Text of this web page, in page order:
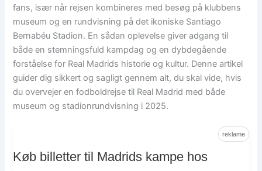
fans, især når rejsen kombineres med besøg på klubbens
museum og en rundvisning på det ikoniske Santiago
Bernabéu Stadion. En sådan oplevelse giver adgang til
både en stemningsfuld kampdag og en dybdegående
forståelse for Real Madrids historie og kultur. Denne artikel
guider dig sikkert og sagligt gennem alt, du skal vide, hvis
du overvejer en fodboldrejse til Real Madrid med både
museum og stadionrundvisning i 2025.
reklame
Køb billetter til Madrids kampe hos